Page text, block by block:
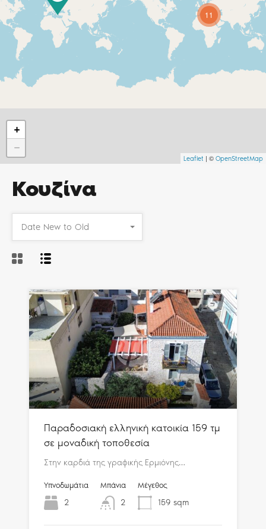
11
+
−
Leaflet | © OpenStreetMap
Κουζίνα
Date New to Old
Παραδοσιακή ελληνική κατοικία 159 τμ
σε μοναδική τοποθεσία
Στην καρδιά της γραφικής Ερμιόνης…
Υπνοδωμάτια
2
Μπάνια
2
Μέγεθος
159 sqm